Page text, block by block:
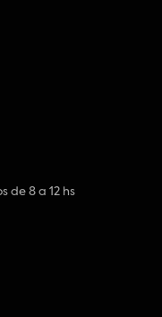
de 8 a 12 hs